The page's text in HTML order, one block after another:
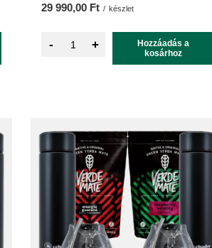
29 990,00 Ft / készlet
- +
Hozzáadás a
kosárhoz